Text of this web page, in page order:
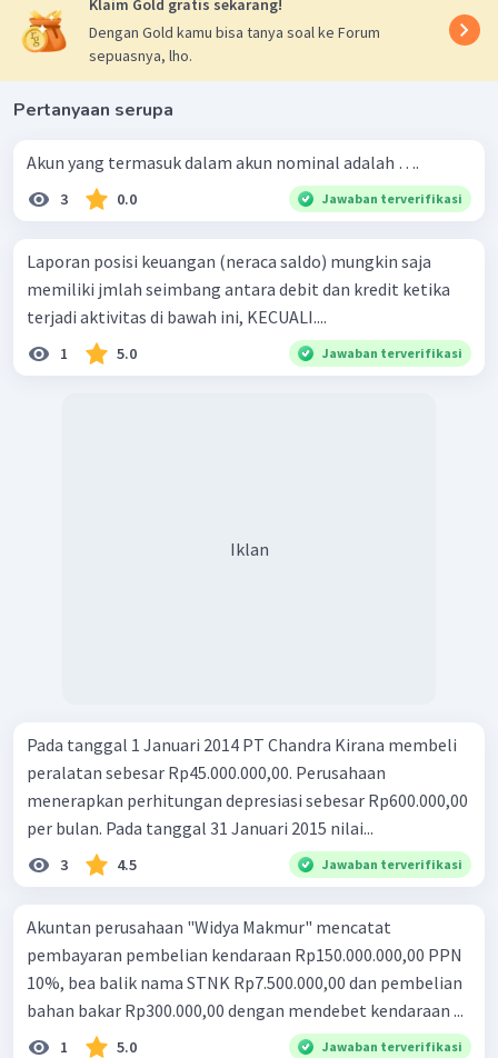
Klaim Gold gratis sekarang!
Dengan Gold kamu bisa tanya soal ke Forum
sepuasnya, lho.
Pertanyaan serupa
Akun yang termasuk dalam akun nominal adalah ….
3 0.0 Jawaban terverifikasi
Laporan posisi keuangan (neraca saldo) mungkin saja
memiliki jmlah seimbang antara debit dan kredit ketika
terjadi aktivitas di bawah ini, KECUALI....
1 5.0 Jawaban terverifikasi
Iklan
Pada tanggal 1 Januari 2014 PT Chandra Kirana membeli
peralatan sebesar Rp45.000.000,00. Perusahaan
menerapkan perhitungan depresiasi sebesar Rp600.000,00
per bulan. Pada tanggal 31 Januari 2015 nilai...
3 4.5 Jawaban terverifikasi
Akuntan perusahaan "Widya Makmur" mencatat
pembayaran pembelian kendaraan Rp150.000.000,00 PPN
10%, bea balik nama STNK Rp7.500.000,00 dan pembelian
bahan bakar Rp300.000,00 dengan mendebet kendaraan ...
1 5.0 Jawaban terverifikasi